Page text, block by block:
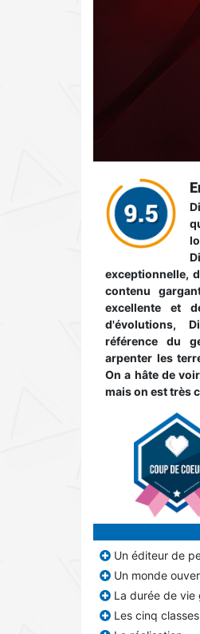
exceptionnelle,
contenu
excellente et
d'évolutions,
référence du
arpenter les
On a hâte de
mais on est très
Un éditeur de
Un monde
La durée de
Les cinq classes